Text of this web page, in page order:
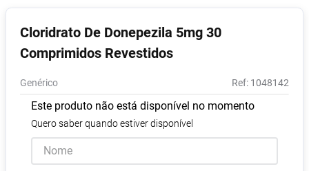
Cloridrato De Donepezila 5mg 30
Comprimidos Revestidos
Genérico : 1048142
Este produto não está disponível no momento
Quero saber quando estiver disponível
6º Desodorante
7º Shampoo
8º
9º Pampers Confort Sec
10º Lavitan